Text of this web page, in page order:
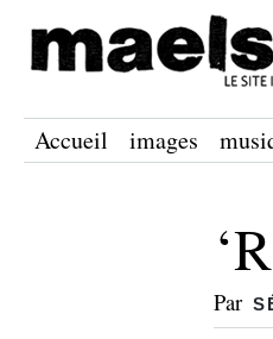
Accueil images
Par